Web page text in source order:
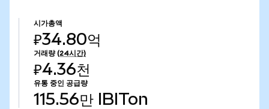
시가총액
₽34.80억
거래량 (24시간)
₽4.36천
유통 중인 공급량
115.56만 IBITon